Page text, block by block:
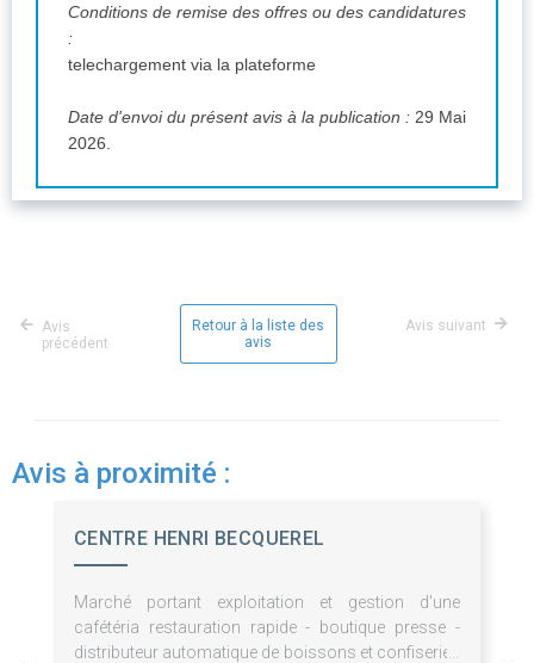
Conditions de remise des offres ou des candidatures
:
telechargement via la plateforme
Date d'envoi du présent avis à la publication : 29 Mai
2026.
Avis
précédent
Retour à la liste des
avis
Avis suivant
Avis à proximité :
CENTRE HENRI BECQUEREL
Marché portant exploitation et gestion d'une
cafétéria restauration rapide - boutique presse -
distributeur automatique de boissons et confiseries